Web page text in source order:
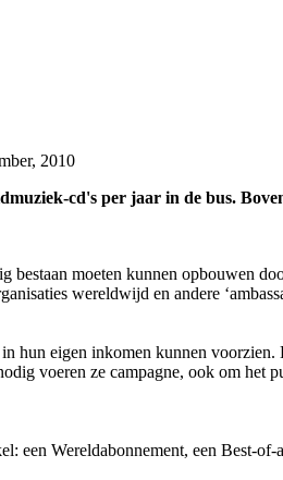
2010
cd's per jaar in de bus.
moeten kunnen opbouwen
wereldwijd en andere
hun eigen inkomen kunnen
voeren ze campagne, ook om het
Wereldabonnement, een Best-of-